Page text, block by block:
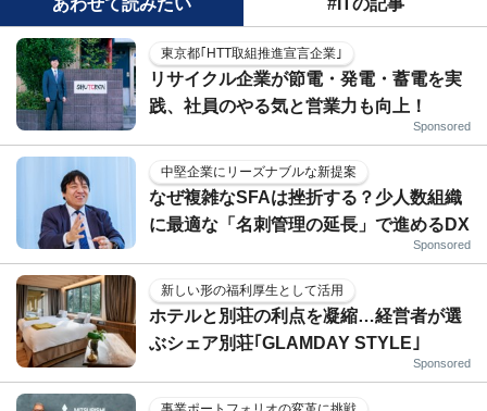
東京都｢HTT取組推進宣言企業｣
リサイクル企業が節電・発電・蓄電を実
践、社員のやる気と営業力も向上！
Sponsored
中堅企業にリーズナブルな新提案
なぜ複雑なSFAは挫折する？少人数組織
に最適な「名刺管理の延長」で進めるDX
Sponsored
新しい形の福利厚生として活用
ホテルと別荘の利点を凝縮…経営者が選
ぶシェア別荘｢GLAMDAY STYLE｣
Sponsored